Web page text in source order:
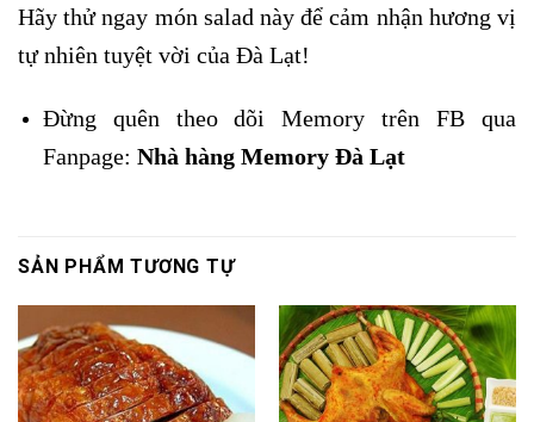
Hãy thử ngay món salad này để cảm nhận hương vị
tự nhiên tuyệt vời của Đà Lạt!
Đừng quên theo dõi Memory trên FB qua
Fanpage: Nhà hàng Memory Đà Lạt
SẢN PHẨM TƯƠNG TỰ